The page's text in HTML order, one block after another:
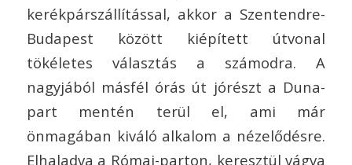
kerékpárszállítással, akkor a Szentendre-
Budapest között kiépített útvonal
tökéletes választás a számodra. A
nagyjából másfél órás út jórészt a Duna-
part mentén terül el, ami már
önmagában kiváló alkalom a nézelődésre.
Elhaladva a Római-parton, keresztül vágva